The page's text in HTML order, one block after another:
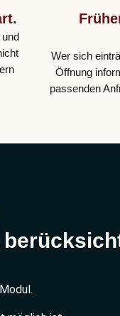
Wer sich
Öffnung
passenden